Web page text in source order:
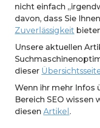
nicht einfach
davon, dass Sie Ihnen
Zuverlässigkeit
Unsere aktuellen
dieser
Wenn ihr mehr Infos
Bereich SEO wissen
diesen Artikel .